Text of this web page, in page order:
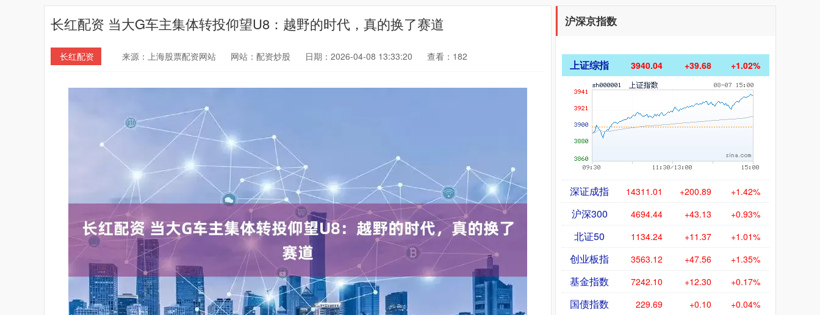
长红配资 当大G车主集体转投仰望U8：越野的时代，真的换了赛道
长红配资 来源：上海股票配资网站 网站：配资炒股 日期：2026-04-08 13:33:20 查看：182
沪深京指数
上证综指 3940.04 +39.68 +1.02%
深证成指 14311.01 +200.89 +1.42%
沪深300 4694.44 +43.13 +0.93%
北证50 1134.24 +11.37 +1.01%
创业板指 3563.12 +47.56 +1.35%
基金指数 7242.10 +12.30 +0.17%
国债指数 229.69 +0.10 +0.04%